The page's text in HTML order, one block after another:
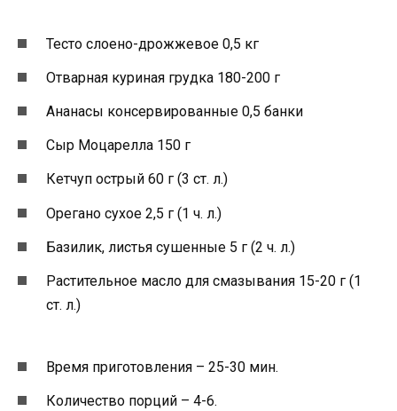
Тесто слоено-дрожжевое 0,5 кг
Отварная куриная грудка 180-200 г
Ананасы консервированные 0,5 банки
Сыр Моцарелла 150 г
Кетчуп острый 60 г (3 ст. л.)
Орегано сухое 2,5 г (1 ч. л.)
Базилик, листья сушенные 5 г (2 ч. л.)
Растительное масло для смазывания 15-20 г (1
ст. л.)
Время приготовления – 25-30 мин.
Количество порций – 4-6.